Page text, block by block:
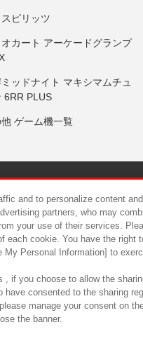
ピリッツ
カート アーケードグランプ
ッドナイト マキシマムチュ
6RR PLUS
ゲーム機一覧
について カスタマーハラ
and to personalize content
partners, who may
your use of their services.
each cookie. You have the right
Personal Information] to
, if you choose to allow the
have consented to the sharing
manage your consent on
the banner.